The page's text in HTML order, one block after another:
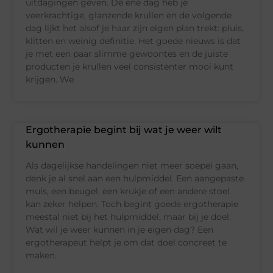
uitdagingen geven. De ene dag heb je
veerkrachtige, glanzende krullen en de volgende
dag lijkt het alsof je haar zijn eigen plan trekt: pluis,
klitten en weinig definitie. Het goede nieuws is dat
je met een paar slimme gewoontes en de juiste
producten je krullen veel consistenter mooi kunt
krijgen. We
Ergotherapie begint bij wat je weer wilt
kunnen
Als dagelijkse handelingen niet meer soepel gaan,
denk je al snel aan een hulpmiddel. Een aangepaste
muis, een beugel, een krukje of een andere stoel
kan zeker helpen. Toch begint goede ergotherapie
meestal niet bij het hulpmiddel, maar bij je doel.
Wat wil je weer kunnen in je eigen dag? Een
ergotherapeut helpt je om dat doel concreet te
maken.